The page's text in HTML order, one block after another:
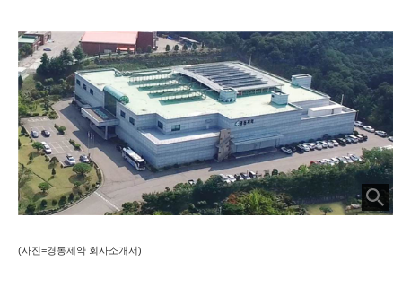
(사진=경동제약 회사소개서)